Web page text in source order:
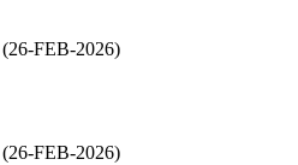
(26-FEB-2026)
(26-FEB-2026)